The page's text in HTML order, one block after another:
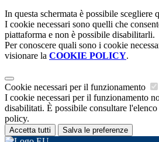
In questa schermata è possibile scegliere
I cookie necessari sono quelli che
piattaforma e non è possibile disabilitarli.
Per conoscere quali sono i cookie
visionare la COOKIE POLICY.
Cookie necessari per il funzionamento
I cookie necessari per il funzionamento
disabilitati. È possibile consultare
policy.
Accetta tutti Salva le preferenze